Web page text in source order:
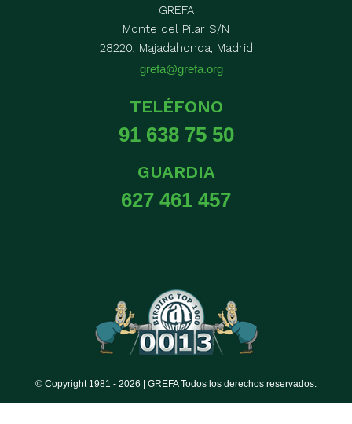
GREFA
Monte del Pilar S/N
28220, Majadahonda, Madrid
grefa@grefa.org
TELÉFONO
91 638 75 50
GUARDIA
627 461 457
© Copyright 1981 - 2026 | GREFA Todos los derechos reservados.